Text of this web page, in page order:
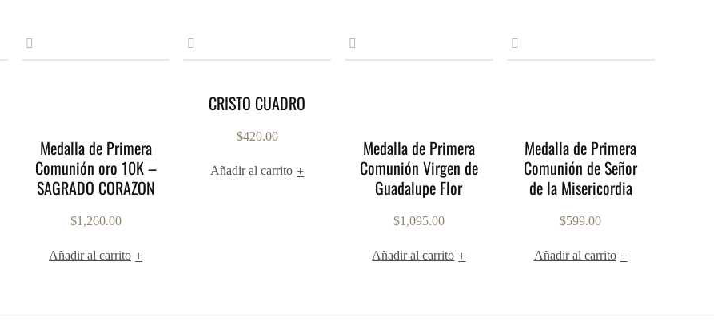
Medalla de Primera
Comunión oro 10K –
SAGRADO CORAZON
$1,260.00
Añadir al carrito +
CRISTO CUADRO
$420.00
Añadir al carrito +
Medalla de Primera
Comunión Virgen de
Guadalupe Flor
$1,095.00
Añadir al carrito +
Medalla de Primera
Comunión de Señor
de la Misericordia
$599.00
Añadir al carrito +